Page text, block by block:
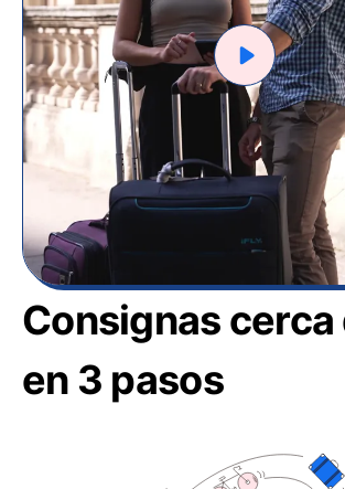
Consignas cerca
en 3 pasos